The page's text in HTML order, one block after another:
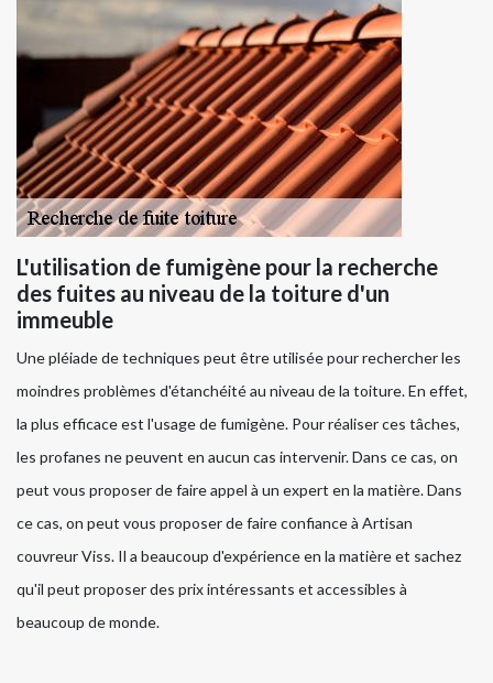
L'utilisation de fumigène pour la recherche
des fuites au niveau de la toiture d'un
immeuble
Une pléiade de techniques peut être utilisée pour rechercher les
moindres problèmes d'étanchéité au niveau de la toiture. En effet,
la plus efficace est l'usage de fumigène. Pour réaliser ces tâches,
les profanes ne peuvent en aucun cas intervenir. Dans ce cas, on
peut vous proposer de faire appel à un expert en la matière. Dans
ce cas, on peut vous proposer de faire confiance à Artisan
couvreur Viss. Il a beaucoup d'expérience en la matière et sachez
qu'il peut proposer des prix intéressants et accessibles à
beaucoup de monde.